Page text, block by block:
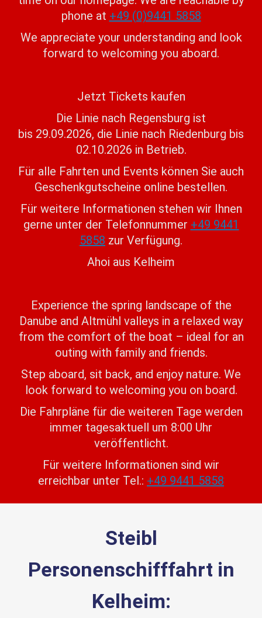
phone at +49 (0)9441 5858
We appreciate your understanding and look
forward to welcoming you aboard.
Jetzt Tickets kaufen
Die Linie nach Regensburg ist
bis 29.09.2026, die Linie nach Riedenburg bis
02.10.2026 in Betrieb.
Für alle Fahrten und Events können Sie auch
Geschenkgutscheine online bestellen.
Für weitere Informationen stehen wir Ihnen
gerne unter der Telefonnummer +49 9441
5858 zur Verfügung.
Ahoi aus Kelheim
Experience the spring landscape of the
Danube and Altmühl valleys in a relaxed way
from the comfort of the boat – ideal for an
outing with family and friends.
Step aboard, sit back, and enjoy nature. We
look forward to welcoming you on board.
Die Fahrpläne für die weiteren Tage werden
immer tagesaktuell um 8:00 Uhr
veröffentlicht.
Für weitere Informationen sind wir
erreichbar unter Tel.: +49 9441 5858
Steibl
Personenschifffahrt in
Kelheim: